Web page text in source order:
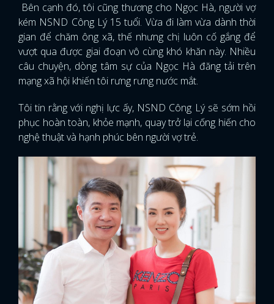
Bên cạnh đó, tôi cũng thương cho Ngọc Hà, người vợ
kém NSND Công Lý 15 tuổi. Vừa đi làm vừa dành thời
gian để chăm ông xã, thế nhưng chị luôn cố gắng để
vượt qua được giai đoạn vô cùng khó khăn này. Nhiều
câu chuyện, dòng tâm sự của Ngọc Hà đăng tải trên
mạng xã hội khiến tôi rưng rưng nước mắt.
Tôi tin rằng với nghị lực ấy, NSND Công Lý sẽ sớm hồi
phục hoàn toàn, khỏe mạnh, quay trở lại cống hiến cho
nghệ thuật và hạnh phúc bên người vợ trẻ.